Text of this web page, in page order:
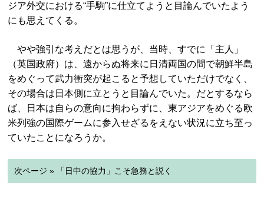
ジア外交における“手駒”に仕立てようと目論んでいたよう
にも思えてくる。
やや強引な考えだとは思うが、当時、すでに「主人」
（英国政府）は、遠からぬ将来に日清両国の間で朝鮮半島
をめぐって武力衝突が起こると予想していただけでなく、
その場合は日本側に立とうと目論んでいた。だとするなら
ば、日本は自らの意向に拘わらずに、東アジアをめぐる欧
米列強の国際ゲームに参入せざるをえない状況に立ち至っ
ていたことになろうか。
次ページ » 「日中の協力」こそ急務と説く